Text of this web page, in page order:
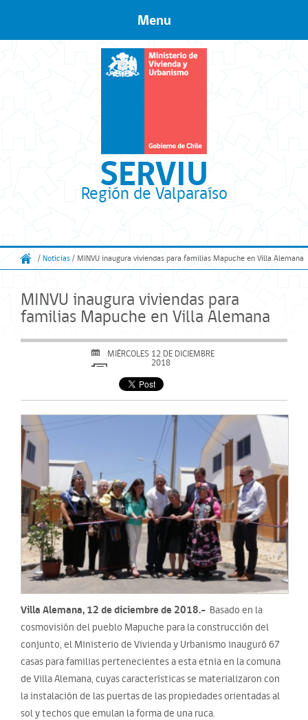
SERVIU
Región de Valparaíso
Menu
/ Noticias / MINVU inaugura viviendas para familias Mapuche en Villa Alemana
MINVU inaugura viviendas para
familias Mapuche en Villa Alemana
MIÉRCOLES 12 DE DICIEMBRE
2018
Villa Alemana, 12 de diciembre de 2018.- Basado en la
cosmovisión del pueblo Mapuche para la construcción del
conjunto, el Ministerio de Vivienda y Urbanismo inauguró 67
casas para familias pertenecientes a esta etnia en la comuna
de Villa Alemana, cuyas características se materializaron con
la instalación de las puertas de las propiedades orientadas al
sol y techos que emulan la forma de una ruca.